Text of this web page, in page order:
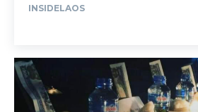
INSIDELAOS